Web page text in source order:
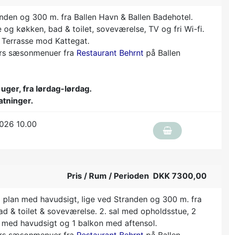
og 300 m. fra Ballen Havn & Ballen Badehotel.
køkken, bad & toilet, soveværelse, TV og fri Wi-fi.
mod Kattegat.
sæsonmenuer fra Restaurant Behrnt på Ballen
fra lørdag-lørdag.
10.00
Pris / Rum / Perioden DKK 7300,00
med havudsigt, lige ved Stranden og 300 m. fra
& toilet & soveværelse. 2. sal med opholdsstue, 2
havudsigt og 1 balkon med aftensol.